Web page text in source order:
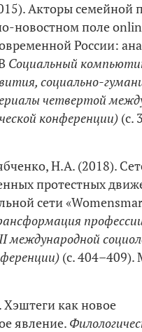
Акторы семейной
новостном поле
России:
Социальный
социально-
четвертой
конференции) (с.
Н.А. (2018).
протестных
сети
(c.
Хэштеги как новое
явление.